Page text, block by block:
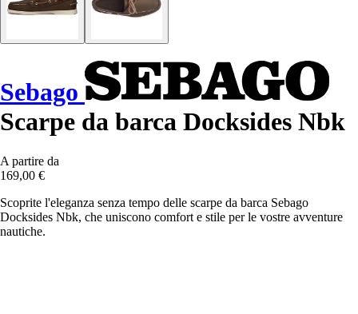
Sebago
Scarpe da barca Docksides Nbk
A partire da
169,00 €
Scoprite l'eleganza senza tempo delle scarpe da barca Sebago
Docksides Nbk, che uniscono comfort e stile per le vostre avventure
nautiche.